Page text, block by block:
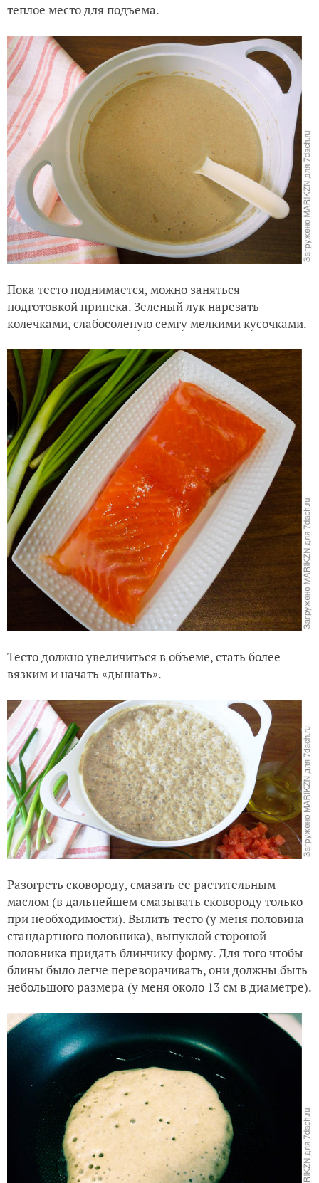
теплое место для подъема.
Пока тесто поднимается, можно заняться
подготовкой припека. Зеленый лук нарезать
колечками, слабосоленую семгу мелкими кусочками.
Тесто должно увеличиться в объеме, стать более
вязким и начать «дышать».
Разогреть сковороду, смазать ее растительным
маслом (в дальнейшем смазывать сковороду только
при необходимости). Вылить тесто (у меня половина
стандартного половника), выпуклой стороной
половника придать блинчику форму. Для того чтобы
блины было легче переворачивать, они должны быть
небольшого размера (у меня около 13 см в диаметре).